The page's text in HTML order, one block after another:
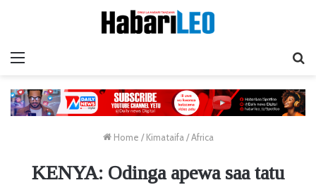
Home / Kimataifa / Africa
KENYA: Odinga apewa saa tatu